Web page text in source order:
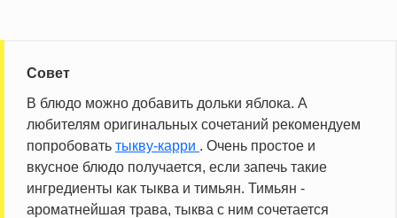
Совет
В блюдо можно добавить дольки яблока. А
любителям оригинальных сочетаний рекомендуем
попробовать тыкву-карри . Очень простое и
вкусное блюдо получается, если запечь такие
ингредиенты как тыква и тимьян. Тимьян -
ароматнейшая трава, тыква с ним сочетается